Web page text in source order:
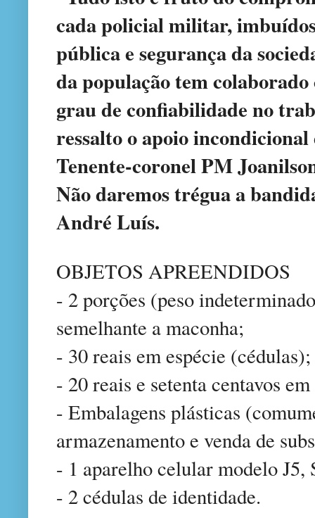
cada policial militar,
pública e segurança da
da população tem
grau de confiabilidade no
ressalto o apoio
Tenente-coronel PM
Não daremos trégua a
André Luís.
OBJETOS APREENDIDOS
- 2 porções (peso
semelhante a maconha;
- 30 reais em espécie (cédulas);
- 20 reais e setenta centavos
- Embalagens plásticas
armazenamento e venda de
- 1 aparelho celular modelo J5,
- 2 cédulas de identidade.